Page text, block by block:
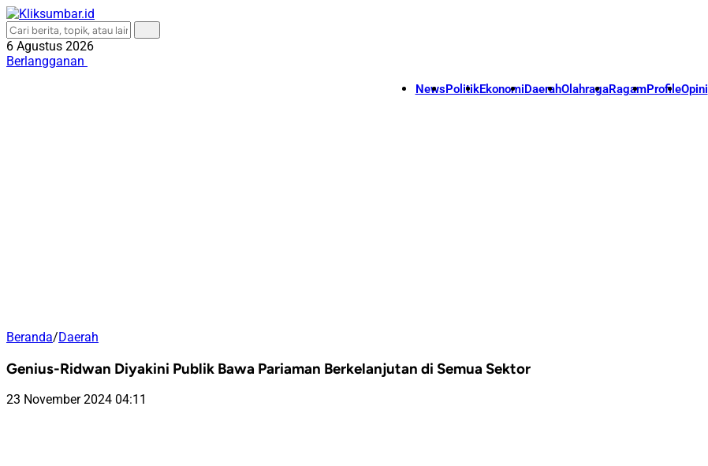
6 Agustus 2026
Berlangganan
NewsPolitikEkonomiDaerahOlahragaRagamProfileOpini
Beranda/Daerah
Genius-Ridwan Diyakini Publik Bawa Pariaman Berkelanjutan di Semua Sektor
23 November 2024 04:11